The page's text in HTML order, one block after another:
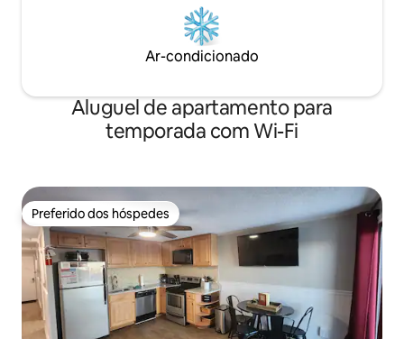
Ar-condicionado
Aluguel de apartamento para
temporada com Wi-Fi
Preferido dos hóspedes
Preferido dos hóspedes